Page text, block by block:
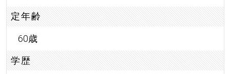
定年齢
60歳
学歴